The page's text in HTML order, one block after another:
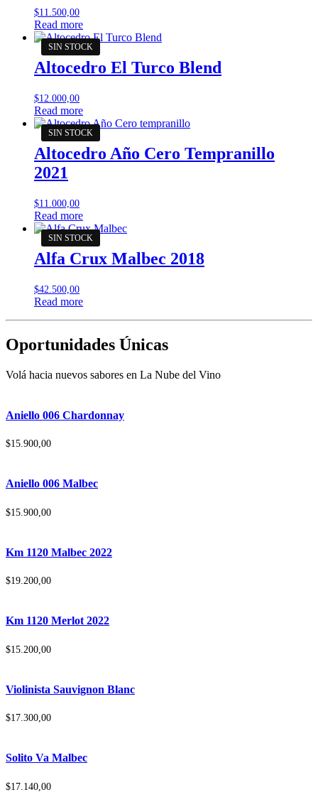
$11.500,00
Read more
Altocedro El Turco Blend
$12.000,00
Read more
Altocedro Año Cero Tempranillo
2021
$11.000,00
Read more
Alfa Crux Malbec 2018
$42.500,00
Read more
Oportunidades Únicas
Volá hacia nuevos sabores en La Nube del Vino
Aniello 006 Chardonnay
$15.900,00
Aniello 006 Malbec
$15.900,00
Km 1120 Malbec 2022
$19.200,00
Km 1120 Merlot 2022
$15.200,00
Violinista Sauvignon Blanc
$17.300,00
Solito Va Malbec
$17.140,00